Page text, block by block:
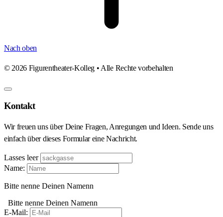
Nach oben
© 2026 Figurentheater-Kolleg • Alle Rechte vorbehalten
Kontakt
Wir freuen uns über Deine Fragen, Anregungen und Ideen. Sende uns
einfach über dieses Formular eine Nachricht.
Lasses leer
Name:
Bitte nenne Deinen Namenn
Bitte nenne Deinen Namenn
E-Mail: